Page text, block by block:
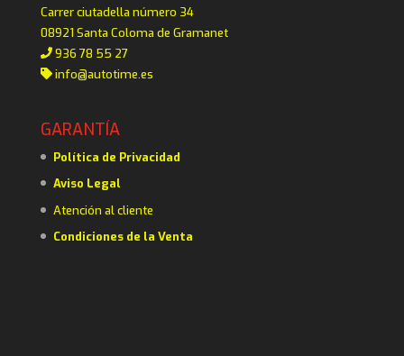
Carrer ciutadella número 34
08921 Santa Coloma de Gramanet
936 78 55 27
info@autotime.es
GARANTÍA
Política de Privacidad
Aviso Legal
Atención al cliente
Condiciones de la Venta